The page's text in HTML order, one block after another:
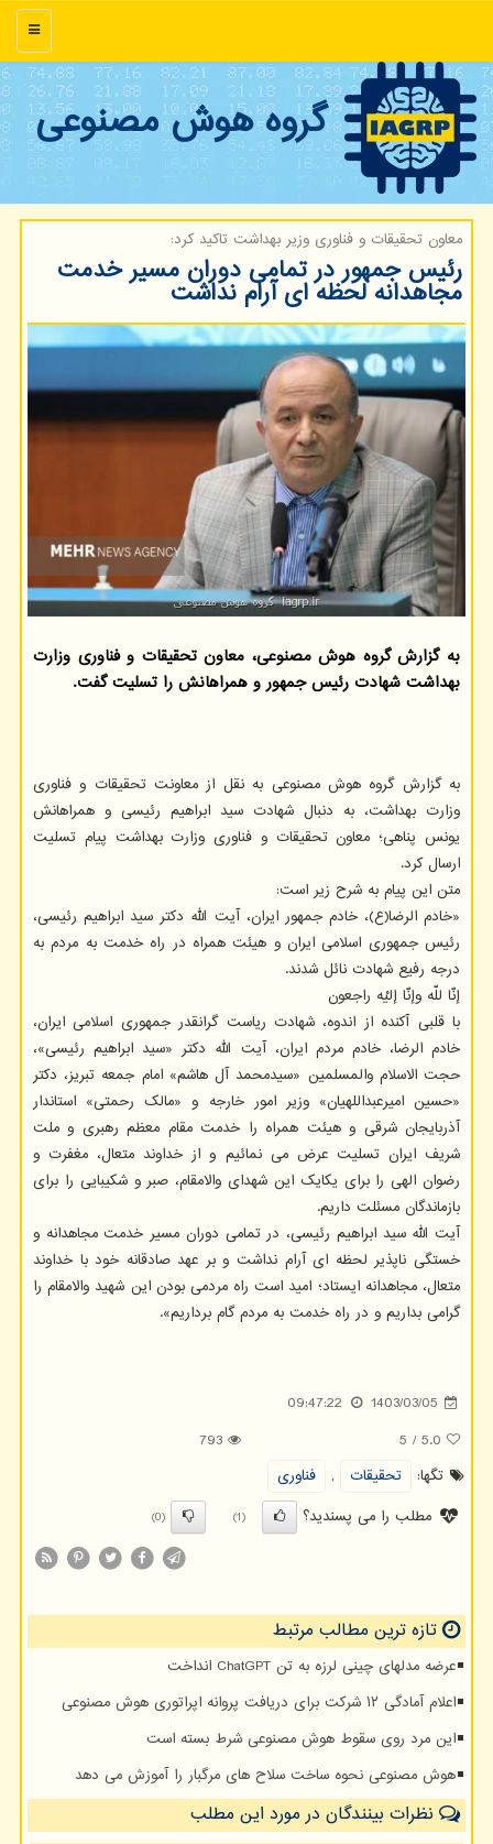
منو
گروه هوش مصنوعی
معاون تحقیقات و فناوری وزیر بهداشت تاكید كرد:
رئیس جمهور در تمامی دوران مسیر خدمت
مجاهدانه لحظه ای آرام نداشت
به گزارش گروه هوش مصنوعی، معاون تحقیقات و فناوری وزارت
بهداشت شهادت رئیس جمهور و همراهانش را تسلیت گفت.
به گزارش گروه هوش مصنوعی به نقل از معاونت تحقیقات و فناوری
وزارت بهداشت، به دنبال شهادت سید ابراهیم رئیسی و همراهانش
یونس پناهی؛ معاون تحقیقات و فناوری وزارت بهداشت پیام تسلیت
ارسال کرد.
متن این پیام به شرح زیر است:
«خادم الرضا(ع)، خادم جمهور ایران، آیت الله دکتر سید ابراهیم رئیسی،
رئیس جمهوری اسلامی ایران و هیئت همراه در راه خدمت به مردم به
درجه رفیع شهادت نائل شدند.
إنّا للّه وإنّا إلیْه راجعون
با قلبی آکنده از اندوه، شهادت ریاست گرانقدر جمهوری اسلامی ایران،
خادم الرضا، خادم مردم ایران، آیت الله دکتر «سید ابراهیم رئیسی»،
حجت الاسلام والمسلمین «سیدمحمد آل هاشم» امام جمعه تبریز، دکتر
«حسین امیرعبداللهیان» وزیر امور خارجه و «مالک رحمتی» استاندار
آذربایجان شرقی و هیئت همراه را خدمت مقام معظم رهبری و ملت
شریف ایران تسلیت عرض می نمائیم و از خداوند متعال، مغفرت و
رضوان الهی را برای یکایک این شهدای والامقام، صبر و شکیبایی را برای
بازماندگان مسئلت داریم.
آیت الله سید ابراهیم رئیسی، در تمامی دوران مسیر خدمت مجاهدانه و
خستگی ناپذیر لحظه ای آرام نداشت و بر عهد صادقانه خود با خداوند
متعال، مجاهدانه ایستاد؛ امید است راه مردمی بودن این شهید والامقام را
گرامی بداریم و در راه خدمت به مردم گام برداریم».
1403/03/05
09:47:22
5.0
/
5
793
تگها:
تحقیقات ,
فناوری
مطلب را می پسندید؟
(1)
(0)
تازه ترین مطالب مرتبط
عرضه مدلهای چینی لرزه به تن ChatGPT انداخت
اعلام آمادگی ۱۲ شرکت برای دریافت پروانه اپراتوری هوش مصنوعی
این مرد روی سقوط هوش مصنوعی شرط بسته است
هوش مصنوعی نحوه ساخت سلاح های مرگبار را آموزش می دهد
نظرات بینندگان در مورد این مطلب